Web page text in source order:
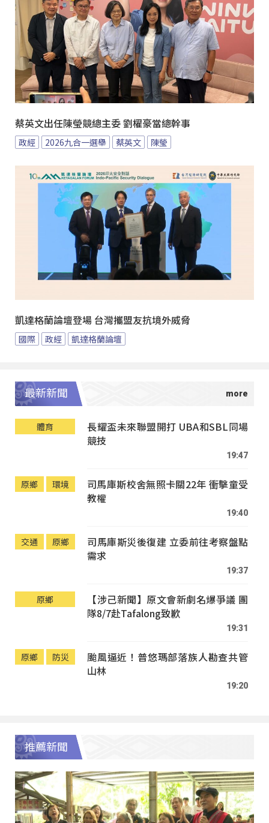
蔡英文出任陳瑩競總主委 劉櫂豪當總幹事
政經 2026九合一選舉 蔡英文 陳瑩
凱達格蘭論壇登場 台灣攜盟友抗境外威脅
國際 政經 凱達格蘭論壇
最新新聞
體育
長耀盃未來聯盟開打 UBA和SBL同場
競技
19:47
原鄉 環境
司馬庫斯校舍無照卡關22年 衝擊童受
教權
19:40
交通 原鄉
司馬庫斯災後復建 立委前往考察盤點
需求
19:37
原鄉
【涉己新聞】原文會新劇名爆爭議 團
隊8/7赴Tafalong致歉
19:31
原鄉 防災
颱風逼近！普悠瑪部落族人勘查共管
山林
19:20
推薦新聞